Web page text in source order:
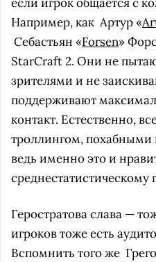
Например, как Артур «
Себастьян «Forsen»
StarCraft 2. Они не
зрителями и не
поддерживают
контакт. Естественно,
троллингом,
ведь именно это и
Геростратова слава —
игроков тоже есть
Вспомнить того же